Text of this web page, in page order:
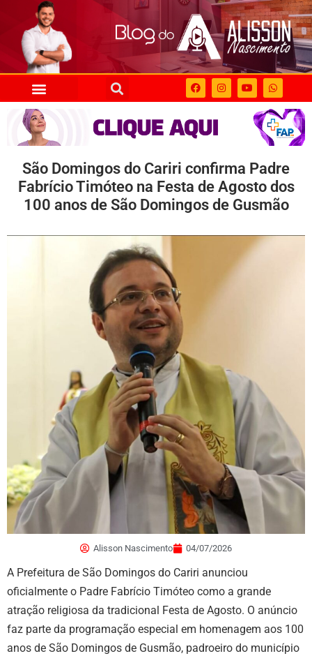
São Domingos do Cariri confirma Padre
Fabrício Timóteo na Festa de Agosto dos
100 anos de São Domingos de Gusmão
Alisson Nascimento 04/07/2026
A Prefeitura de São Domingos do Cariri anunciou
oficialmente o Padre Fabrício Timóteo como a grande
atração religiosa da tradicional Festa de Agosto. O anúncio
faz parte da programação especial em homenagem aos 100
anos de São Domingos de Gusmão, padroeiro do município